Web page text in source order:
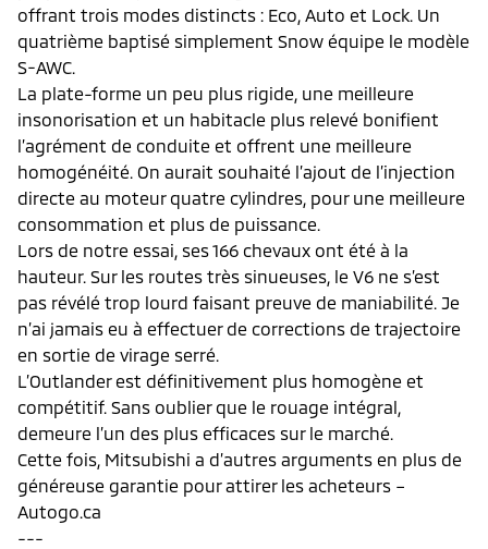
offrant trois modes distincts : Eco, Auto et Lock. Un
quatrième baptisé simplement Snow équipe le modèle
S-AWC.
La plate-forme un peu plus rigide, une meilleure
insonorisation et un habitacle plus relevé bonifient
l’agrément de conduite et offrent une meilleure
homogénéité. On aurait souhaité l’ajout de l’injection
directe au moteur quatre cylindres, pour une meilleure
consommation et plus de puissance.
Lors de notre essai, ses 166 chevaux ont été à la
hauteur. Sur les routes très sinueuses, le V6 ne s’est
pas révélé trop lourd faisant preuve de maniabilité. Je
n’ai jamais eu à effectuer de corrections de trajectoire
en sortie de virage serré.
L’Outlander est définitivement plus homogène et
compétitif. Sans oublier que le rouage intégral,
demeure l’un des plus efficaces sur le marché.
Cette fois, Mitsubishi a d’autres arguments en plus de
généreuse garantie pour attirer les acheteurs –
Autogo.ca
---